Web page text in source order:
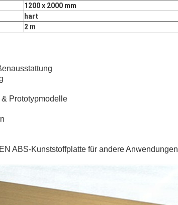
1200 x 2000 mm
hart
2 m
Prototypmodelle
ABS-Kunststoffplatte für andere Anwendungen